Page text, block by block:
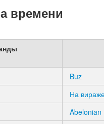
времени
Buz
На
Abelonian